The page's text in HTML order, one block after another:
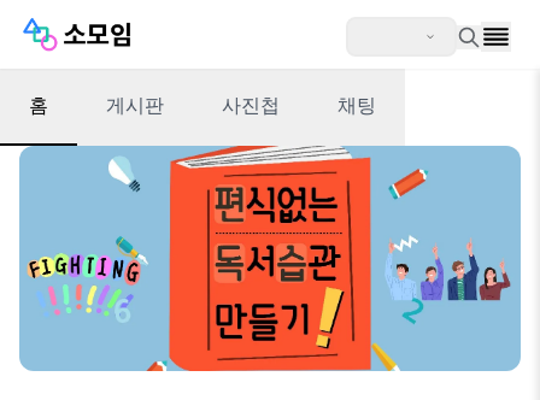
홈 게시판 사진첩 채팅